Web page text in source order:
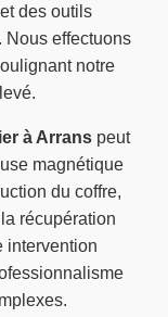
des outils
Nous effectuons
notre
à Arrans peut
magnétique
du coffre,
récupération
intervention